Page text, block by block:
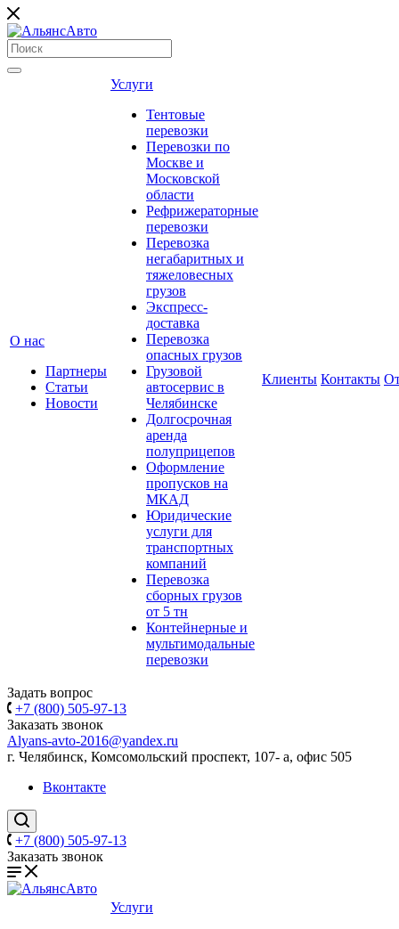
О нас
Партнеры
Статьи
Новости
Услуги
Тентовые
перевозки
Перевозки по
Москве и
Московской
области
Рефрижераторные
перевозки
Перевозка
негабаритных и
тяжеловесных
грузов
Экспресс-
доставка
Перевозка
опасных грузов
Грузовой
автосервис в
Челябинске
Долгосрочная
аренда
полуприцепов
Оформление
пропусков на
МКАД
Юридические
услуги для
транспортных
компаний
Перевозка
сборных грузов
от 5 тн
Контейнерные и
мультимодальные
перевозки
Клиенты Контакты
Задать вопрос
+7 (800) 505-97-13
Заказать звонок
Alyans-avto-2016@yandex.ru
г. Челябинск, Комсомольский проспект, 107- а, офис 505
Вконтакте
+7 (800) 505-97-13
Заказать звонок
Услуги